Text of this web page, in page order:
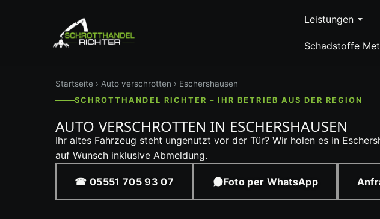
Leistungen
Schadstoffe
Startseite › Auto verschrotten › Eschershausen
SCHROTTHANDEL RICHTER – IHR BETRIEB AUS DER REGION
AUTO VERSCHROTTEN IN ESCHERSHAUSEN
Ihr altes Fahrzeug steht ungenutzt vor der Tür? Wir holen es in
auf Wunsch inklusive Abmeldung.
☎ 05551 705 93 07 Foto per WhatsApp